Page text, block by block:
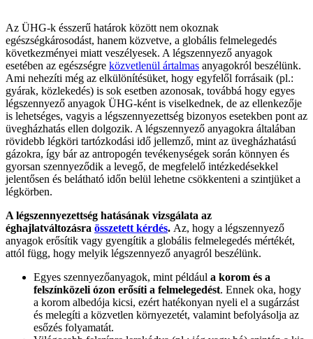
Az ÜHG-k ésszerű határok között nem okoznak
egészségkárosodást, hanem közvetve, a globális felmelegedés
következményei miatt veszélyesek. A légszennyező anyagok
esetében az egészségre közvetlenül ártalmas anyagokról beszélünk.
Ami nehezíti még az elkülönítésüket, hogy egyfelől forrásaik (pl.:
gyárak, közlekedés) is sok esetben azonosak, továbbá hogy egyes
légszennyező anyagok ÜHG-ként is viselkednek, de az ellenkezője
is lehetséges, vagyis a légszennyezettség bizonyos esetekben pont az
üvegházhatás ellen dolgozik. A légszennyező anyagokra általában
rövidebb légköri tartózkodási idő jellemző, mint az üvegházhatású
gázokra, így bár az antropogén tevékenységek során könnyen és
gyorsan szennyeződik a levegő, de megfelelő intézkedésekkel
jelentősen és belátható időn belül lehetne csökkenteni a szintjüket a
légkörben.
A légszennyezettség hatásának vizsgálata az
éghajlatváltozásra összetett kérdés. Az, hogy a légszennyező
anyagok erősítik vagy gyengítik a globális felmelegedés mértékét,
attól függ, hogy melyik légszennyező anyagról beszélünk.
Egyes szennyezőanyagok, mint például a korom és a
felszínközeli ózon erősíti a felmelegedést. Ennek oka, hogy
a korom albedója kicsi, ezért hatékonyan nyeli el a sugárzást
és melegíti a közvetlen környezetét, valamint befolyásolja az
esőzés folyamatát.